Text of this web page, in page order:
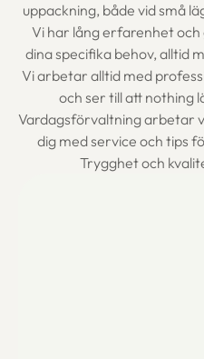
uppackning, både vid små
Vi har lång erfarenhet
dina specifika behov, alltid
Vi arbetar alltid med
och ser till att nothing
Vardagsförvaltning arbetar
dig med service och tips
Trygghet och